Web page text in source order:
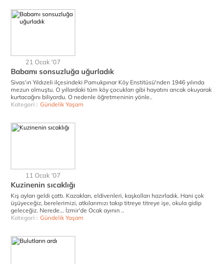
21 Ocak '07
Babamı sonsuzluğa uğurladık
Sivas'ın Yıldızeli ilçesindeki Pamukpınar Köy Enstitüsü'nden 1946 yılında
mezun olmuştu. O yıllardaki tüm köy çocukları gibi hayatını ancak okuyarak
kurtacağını biliyordu. O nedenle öğretmeninin yönle..
Kategori : Gündelik Yaşam
11 Ocak '07
Kuzinenin sıcaklığı
Kış ayları geldi çattı. Kazakları, eldivenleri, kaşkolları hazırladık. Hani çok
üşüyeceğiz, berelerimizi, atkılarımızı takıp titreye titreye işe, okula gidip
geleceğiz. Nerede... İzmir'de Ocak ayının ..
Kategori : Gündelik Yaşam